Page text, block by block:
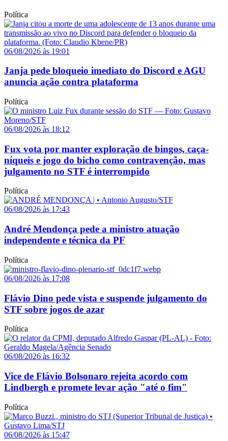
Política
06/08/2026 às 19:01
Janja pede bloqueio imediato do Discord e AGU
anuncia ação contra plataforma
Política
06/08/2026 às 18:12
Fux vota por manter exploração de bingos, caça-
níqueis e jogo do bicho como contravenção, mas
julgamento no STF é interrompido
Política
06/08/2026 às 17:43
André Mendonça pede a ministro atuação
independente e técnica da PF
Política
06/08/2026 às 17:08
Flávio Dino pede vista e suspende julgamento do
STF sobre jogos de azar
Política
06/08/2026 às 16:32
Vice de Flávio Bolsonaro rejeita acordo com
Lindbergh e promete levar ação "até o fim"
Política
06/08/2026 às 15:47